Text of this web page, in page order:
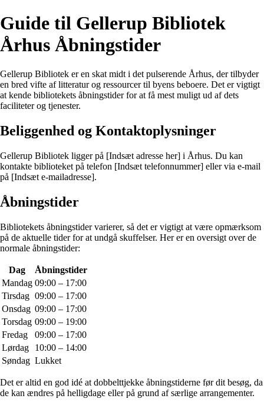
Guide til Gellerup Bibliotek
Århus Åbningstider
Gellerup Bibliotek er en skat midt i det pulserende Århus, der tilbyder
en bred vifte af litteratur og ressourcer til byens beboere. Det er vigtigt
at kende bibliotekets åbningstider for at få mest muligt ud af dets
faciliteter og tjenester.
Beliggenhed og Kontaktoplysninger
Gellerup Bibliotek ligger på [Indsæt adresse her] i Århus. Du kan
kontakte biblioteket på telefon [Indsæt telefonnummer] eller via e-mail
på [Indsæt e-mailadresse].
Åbningstider
Bibliotekets åbningstider varierer, så det er vigtigt at være opmærksom
på de aktuelle tider for at undgå skuffelser. Her er en oversigt over de
normale åbningstider:
Dag
Åbningstider
Mandag 09:00 – 17:00
Tirsdag 09:00 – 17:00
Onsdag 09:00 – 17:00
Torsdag 09:00 – 19:00
Fredag
09:00 – 17:00
Lørdag
10:00 – 14:00
Søndag Lukket
Det er altid en god idé at dobbelttjekke åbningstiderne før dit besøg, da
de kan ændres på helligdage eller på grund af særlige arrangementer.